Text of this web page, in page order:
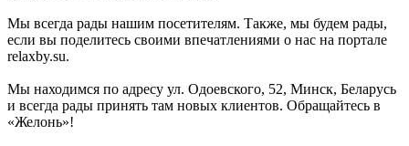
Мы всегда рады нашим посетителям. Также, мы будем рады,
если вы поделитесь своими впечатлениями о нас на портале
relaxby.su.
Мы находимся по адресу ул. Одоевского, 52, Минск, Беларусь
и всегда рады принять там новых клиентов. Обращайтесь в
«Желонь»!